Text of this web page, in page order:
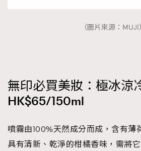
（圖片來源：MUJI）
無印必買美妝：極冰涼
HK$65/150ml
噴霧由100%天然成分而成，含有薄
具有清新、乾淨的柑橘香味，需將